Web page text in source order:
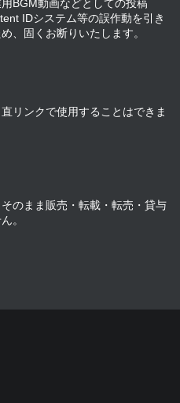
BGM動画などとしての投稿
IDシステム等の誤作動を引き
、固くお断りいたします。
リンクで使用することはできま
のまま販売・転載・転売・貸与
。